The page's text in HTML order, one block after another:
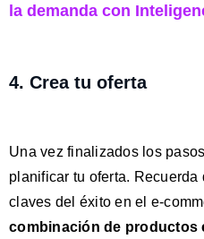
la demanda con
4. Crea tu oferta
Una vez finalizados los
planificar tu oferta.
claves del éxito en el e-
combinación de productos